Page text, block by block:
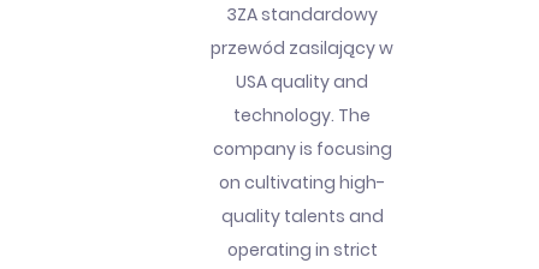
3ZA standardowy
przewód zasilający w
USA quality and
technology. The
company is focusing
on cultivating high-
quality talents and
operating in strict